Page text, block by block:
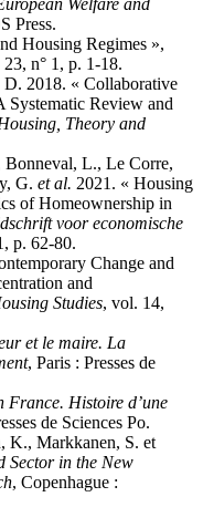
Welfare and
Press.
Housing Regimes »,
n° 1, p. 1-18.
2018. « Collaborative
Systematic Review and
Theory and
L., Le Corre,
G. et al. 2021. « Housing
of Homeownership in
voor economische
p. 62-80.
Change and
and
Studies, vol. 14,
et le maire. La
, Paris : Presses de
France. Histoire d’une
de Sciences Po.
K., Markkanen, S. et
Sector in the New
, Copenhague :